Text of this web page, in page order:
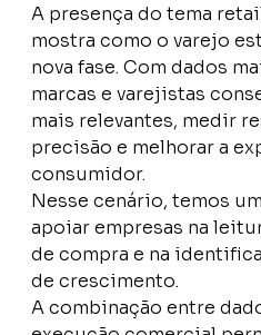
A presença do tema
mostra como o varejo
nova fase. Com dados
marcas e varejistas
mais relevantes, medir
precisão e melhorar a
consumidor.
Nesse cenário, temos
apoiar empresas na
de compra e na
de crescimento.
A combinação entre